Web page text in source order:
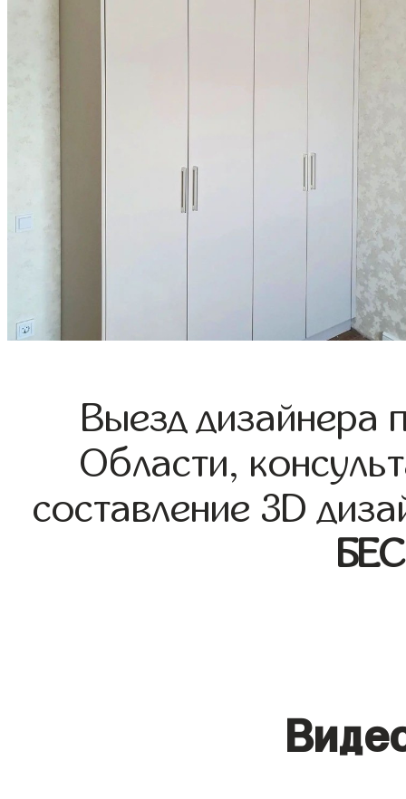
Выезд дизайнера
Области,
составление 3D